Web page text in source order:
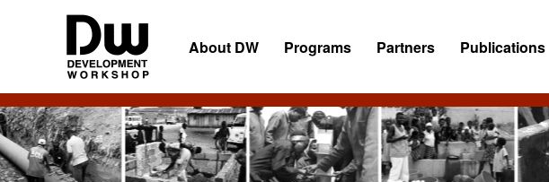
DW
Angola
Development
Workshop
Angola
About DW Programs Partners Publications